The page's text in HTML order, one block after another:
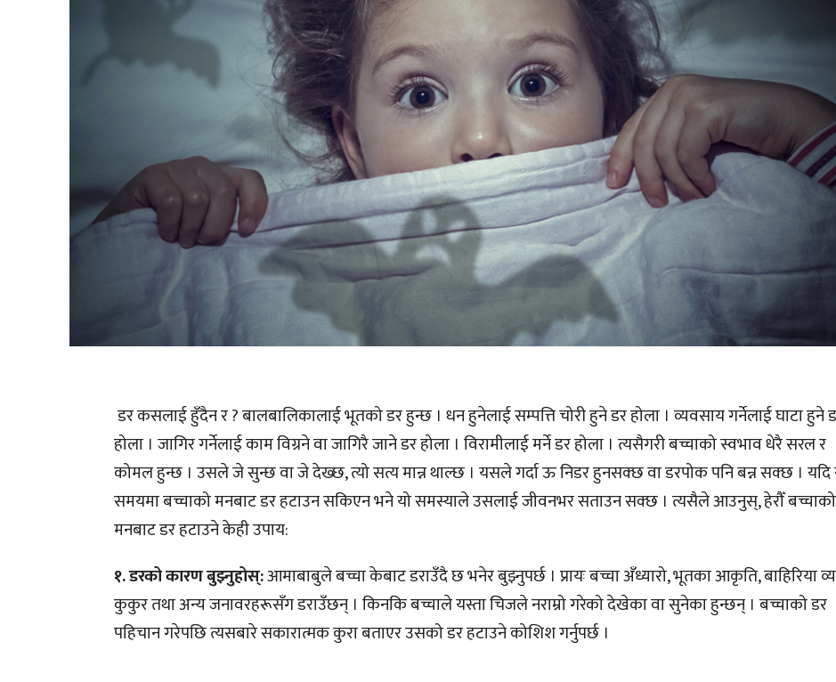
डर कसलाई हुँदैन र ? बालबालिकालाई भूतको डर हुन्छ । धन हुनेलाई सम्पत्ति चोरी हुने डर होला । व्यवसाय गर्नेलाई घाटा हुने
होला । जागिर गर्नेलाई काम विग्रने वा जागिरै जाने डर होला । विरामीलाई मर्ने डर होला । त्यसैगरी बच्चाको स्वभाव धेरै सरल र
कोमल हुन्छ । उसले जे सुन्छ वा जे देख्छ, त्यो सत्य मान्न थाल्छ । यसले गर्दा ऊ निडर हुनसक्छ वा डरपोक पनि बन्न सक्छ । यदि
समयमा बच्चाको मनबाट डर हटाउन सकिएन भने यो समस्याले उसलाई जीवनभर सताउन सक्छ । त्यसैले आउनुस्, हेरौँ बच्चाको
मनबाट डर हटाउने केही उपाय:
१. डरको कारण बुझ्नुहोस्:आमाबाबुले बच्चा केबाट डराउँदै छ भनेर बुझ्नुपर्छ । प्रायः बच्चा अँध्यारो, भूतका आकृति, बाहिरिया
कुकुर तथा अन्य जनावरहरूसँग डराउँछन् । किनकि बच्चाले यस्ता चिजले नराम्रो गरेको देखेका वा सुनेका हुन्छन् । बच्चाको डर
पहिचान गरेपछि त्यसबारे सकारात्मक कुरा बताएर उसको डर हटाउने कोशिश गर्नुपर्छ ।